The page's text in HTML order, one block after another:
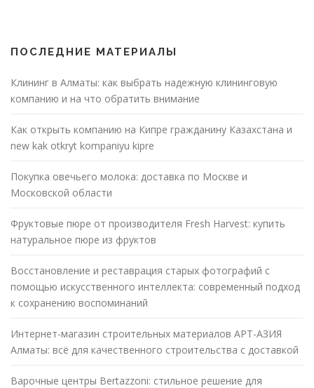
ПОСЛЕДНИЕ МАТЕРИАЛЫ
Клининг в Алматы: как выбрать надежную клининговую
компанию и на что обратить внимание
Как открыть компанию на Кипре гражданину Казахстана и
new kak otkryt kompaniyu kipre
Покупка овечьего молока: доставка по Москве и
Московской области
Фруктовые пюре от производителя Fresh Harvest: купить
натуральное пюре из фруктов
Восстановление и реставрация старых фотографий с
помощью искусственного интеллекта: современный подход
к сохранению воспоминаний
Интернет-магазин строительных материалов АРТ-АЗИЯ
Алматы: всё для качественного строительства с доставкой
Варочные центры Bertazzoni: стильное решение для